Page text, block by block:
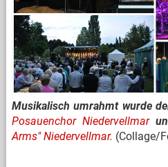
Musikalisch umrahmt wurde
Posauenchor Niedervellmar
Arms" Niedervellmar. (Collage/